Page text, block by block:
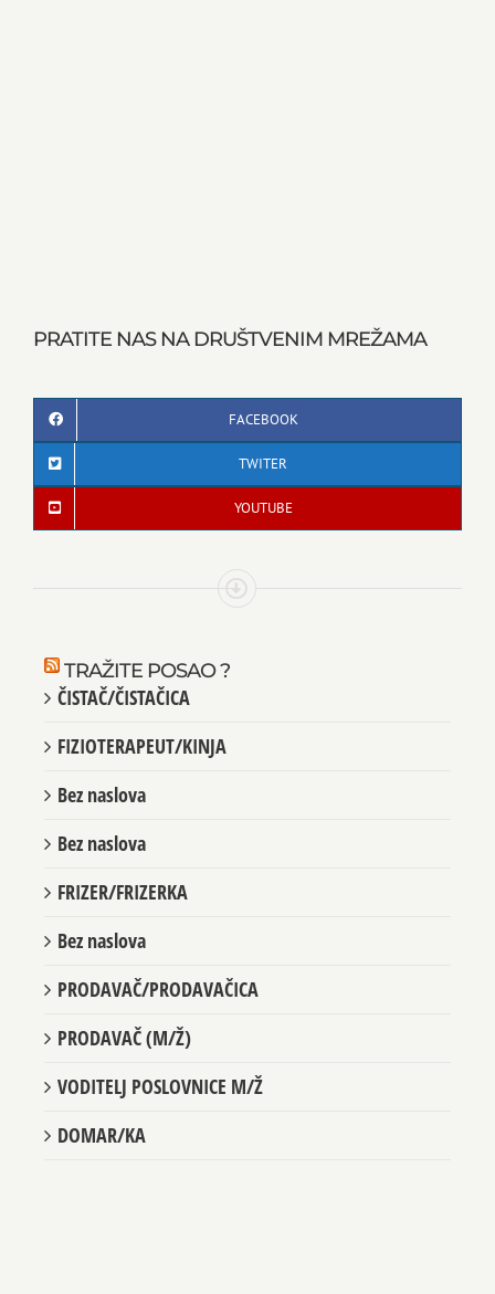
PRATITE NAS NA DRUŠTVENIM MREŽAMA
FACEBOOK
TWITER
YOUTUBE
TRAŽITE POSAO ?
ČISTAČ/ČISTAČICA
FIZIOTERAPEUT/KINJA
Bez naslova
Bez naslova
FRIZER/FRIZERKA
Bez naslova
PRODAVAČ/PRODAVAČICA
PRODAVAČ (M/Ž)
VODITELJ POSLOVNICE M/Ž
DOMAR/KA